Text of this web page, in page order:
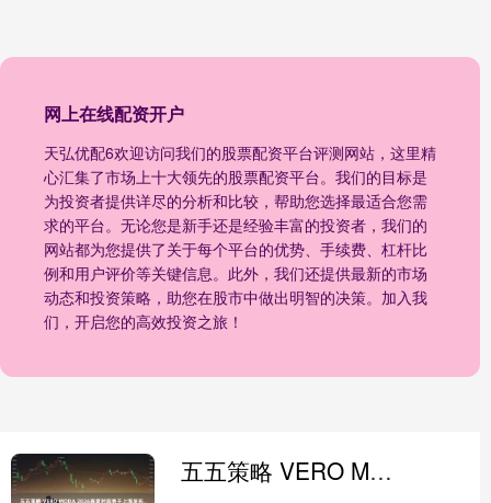
网上在线配资开户
天弘优配6欢迎访问我们的股票配资平台评测网站，这里精
心汇集了市场上十大领先的股票配资平台。我们的目标是
为投资者提供详尽的分析和比较，帮助您选择最适合您需
求的平台。无论您是新手还是经验丰富的投资者，我们的
网站都为您提供了关于每个平台的优势、手续费、杠杆比
例和用户评价等关键信息。此外，我们还提供最新的市场
动态和投资策略，助您在股市中做出明智的决策。加入我
们，开启您的高效投资之旅！
五五策略 VERO MODA 2026春夏时装秀于上海发布，以高智美学开启品牌新篇章